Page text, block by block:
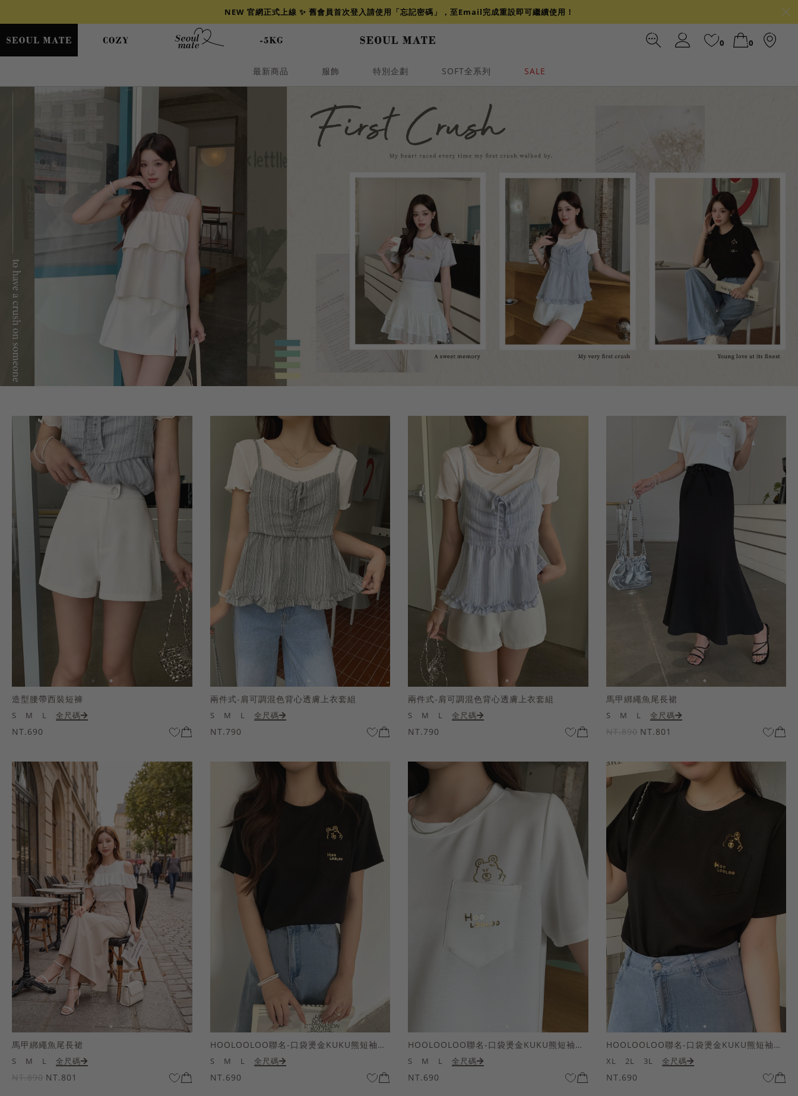
NEW 官網正式上線 ✨ 舊會員首次登入請使用「忘記密碼」，至Email完成重設即可繼續使用！
0 0
最新商品 服飾 特別企劃 SOFT全系列 SALE
造型腰帶西裝短褲
S M L 全尺碼
NT.690
兩件式-肩可調混色背心透膚上衣套組
S M L 全尺碼
NT.790
兩件式-肩可調混色背心透膚上衣套組
S M L 全尺碼
NT.790
馬甲綁繩魚尾長裙
S M L 全尺碼
NT.890 NT.801
馬甲綁繩魚尾長裙
S M L 全尺碼
NT.890 NT.801
HOOLOOLOO聯名-口袋燙金KUKU熊短袖上衣
S M L 全尺碼
NT.690
HOOLOOLOO聯名-口袋燙金KUKU熊短袖上衣
S M L 全尺碼
NT.690
HOOLOOLOO聯名-口袋燙金KUKU熊短袖上衣
XL 2L 3L 全尺碼
NT.690